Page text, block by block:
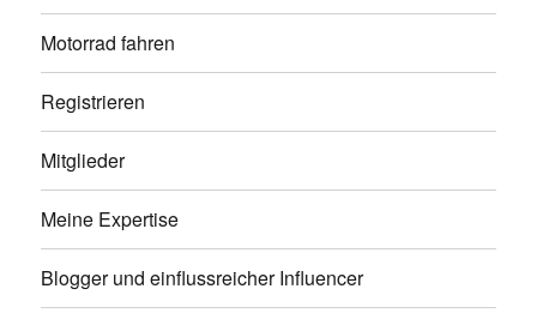
Motorrad fahren
Registrieren
Mitglieder
Meine Expertise
Blogger und einflussreicher Influencer